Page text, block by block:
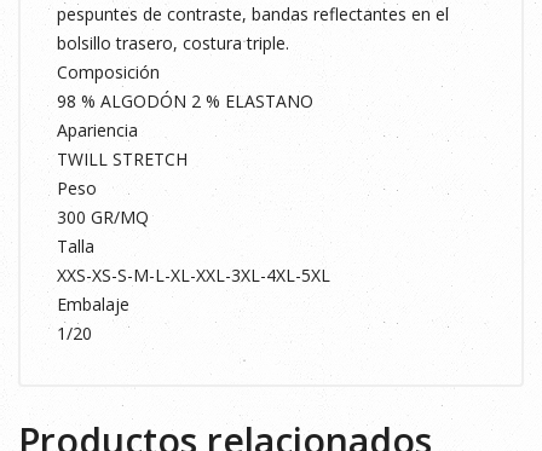
pespuntes de contraste, bandas reflectantes en el
bolsillo trasero, costura triple.
Composición
98 % ALGODÓN 2 % ELASTANO
Apariencia
TWILL STRETCH
Peso
300 GR/MQ
Talla
XXS-XS-S-M-L-XL-XXL-3XL-4XL-5XL
Embalaje
1/20
Productos relacionados